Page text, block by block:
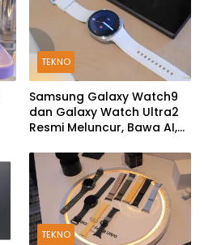
TEKNO
Samsung Galaxy Watch9
dan Galaxy Watch Ultra2
Resmi Meluncur, Bawa AI,
dan Fitur Kesehatan Baru
TEKNO